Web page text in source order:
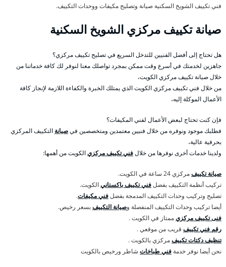
فني تكييف الشويخ السكنية صيانة وتصليح مكيفات ووحدات التكييف.
صيانة تكييف مركزي الشويخ السكنية
هل تحتاج إلى أفضل الفنيين للتدخل السريع في تصليح تكييف مركزي؟
جاهزين لخدمتك في أسرع وقت ممكن بمجرد تواصلك معنا لنوفر لك كافة خدماتنا من
خلال صيانة تكييف مركزي الكويت،
من خلال فني تكييف مركزي الكويت الذي يمتلك الخبرة والكفاءة اللازمة لإنجاز كافة
الأعمال الموكلة إليه،
فإن كنت تحتاج لبعض الأعمال لفني المكيفات؟
فطلبك موجود ونوفره من خلال فنيين معتمدين ومتخصصين فيصيانة التكييف المركزي
بحرفية عالية،
ولدينا خدمات أخرى نوفرها من خلالفني تكييف مركزيالكويت من أهمها:
صيانة تكييفمركزي 24 ساعة في الكويت.
تركيب أنظمة التكييف بفضلفني تكييف باكستانيالكويت.
تصليح وتركيب وحدات التكييف المدمجة بفضلفني مكيفات.
أيضا تركيب وحدات التكييف المنفصلة وصيانة التكييفبسعر رخيص.
فنى تكييف مركزيممتاز في الكويت .
رقم فني تكييف قريب من موقعي .
تنظيف دكتات تكييفمركزي بالكويت .
نحن أيضا نوفر خدمة فني طباخات شاطر ورخيص بالكويت